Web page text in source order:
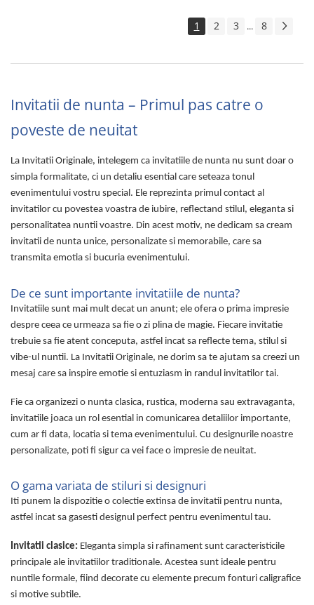
1 2 3 ... 8
Invitatii de nunta – Primul pas catre o
poveste de neuitat
La Invitatii Originale, intelegem ca invitatiile de nunta nu sunt doar o
simpla formalitate, ci un detaliu esential care seteaza tonul
evenimentului vostru special. Ele reprezinta primul contact al
invitatilor cu povestea voastra de iubire, reflectand stilul, eleganta si
personalitatea nuntii voastre. Din acest motiv, ne dedicam sa cream
invitatii de nunta unice, personalizate si memorabile, care sa
transmita emotia si bucuria evenimentului.
De ce sunt importante invitatiile de nunta?
Invitatiile sunt mai mult decat un anunt; ele ofera o prima impresie
despre ceea ce urmeaza sa fie o zi plina de magie. Fiecare invitatie
trebuie sa fie atent conceputa, astfel incat sa reflecte tema, stilul si
vibe-ul nuntii. La Invitatii Originale, ne dorim sa te ajutam sa creezi un
mesaj care sa inspire emotie si entuziasm in randul invitatilor tai.
Fie ca organizezi o nunta clasica, rustica, moderna sau extravaganta,
invitatiile joaca un rol esential in comunicarea detaliilor importante,
cum ar fi data, locatia si tema evenimentului. Cu designurile noastre
personalizate, poti fi sigur ca vei face o impresie de neuitat.
O gama variata de stiluri si designuri
Iti punem la dispozitie o colectie extinsa de invitatii pentru nunta,
astfel incat sa gasesti designul perfect pentru evenimentul tau.
Invitatii clasice: Eleganta simpla si rafinament sunt caracteristicile
principale ale invitatiilor traditionale. Acestea sunt ideale pentru
nuntile formale, fiind decorate cu elemente precum fonturi caligrafice
si motive subtile.